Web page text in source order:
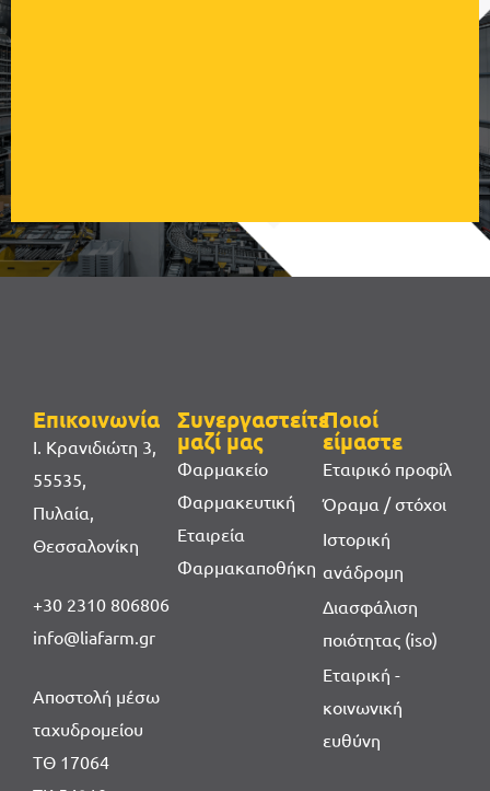
Επικοινωνία
Ι. Κρανιδιώτη 3,
55535,
Πυλαία,
Θεσσαλονίκη
+30 2310 806806
info@liafarm.gr
Αποστολή μέσω
ταχυδρομείου
ΤΘ 17064
Συνεργαστείτε
μαζί μας
Φαρμακείο
Φαρμακευτική
Εταιρεία
Φαρμακαποθήκη
Ποιοί
είμαστε
Εταιρικό προφίλ
Όραμα / στόχοι
Ιστορική
ανάδρομη
Διασφάλιση
ποιότητας (iso)
Εταιρική -
κοινωνική
ευθύνη